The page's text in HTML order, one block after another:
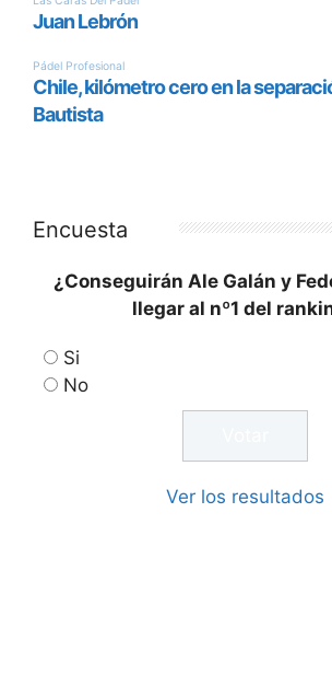
Encuesta
¿Conseguirán Ale Galán y
llegar al nº1 del
Si
No
Ver los resultados